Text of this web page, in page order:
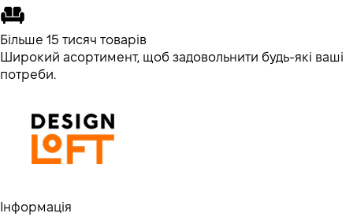
Більше 15 тисяч товарів
Широкий асортимент, щоб задовольнити будь-які ваші
потреби.
Інформація